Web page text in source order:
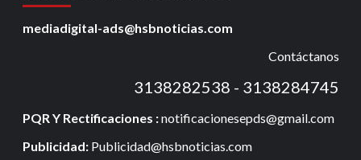
mediadigital-ads@hsbnoticias.com
Contáctanos
3138282538 - 3138284745
PQR Y Rectificaciones :notificacionesepds@gmail.com
Publicidad: Publicidad@hsbnoticias.com